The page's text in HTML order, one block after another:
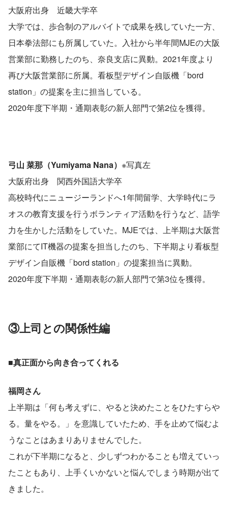
大阪府出身　近畿大学卒
大学では、歩合制のアルバイトで成果を残していた一方、
日本拳法部にも所属していた。入社から半年間MJEの大阪
営業部に勤務したのち、奈良支店に異動。2021年度より
再び大阪営業部に所属。看板型デザイン自販機「bord
station」の提案を主に担当している。
2020年度下半期・通期表彰の新人部門で第2位を獲得。
弓山 菜那（Yumiyama Nana） ※写真左
大阪府出身　関西外国語大学卒
高校時代にニュージーランドへ1年間留学、大学時代にラ
オスの教育支援を行うボランティア活動を行うなど、語学
力を生かした活動をしていた。MJEでは、上半期は大阪営
業部にてIT機器の提案を担当したのち、下半期より看板型
デザイン自販機「bord station」の提案担当に異動。
2020年度下半期・通期表彰の新人部門で第3位を獲得。
③上司との関係性編
■真正面から向き合ってくれる
福岡さん
上半期は「何も考えずに、やると決めたことをひたすらや
る。量をやる。」を意識していたため、手を止めて悩むよ
うなことはあまりありませんでした。
これが下半期になると、少しずつわかることも増えていっ
たこともあり、上手くいかないと悩んでしまう時期が出て
きました。